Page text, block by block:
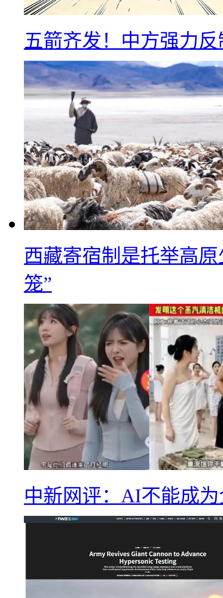
五箭齐发！中方强力
西藏寄宿制是托举高
笼”
中新网评：AI不能成